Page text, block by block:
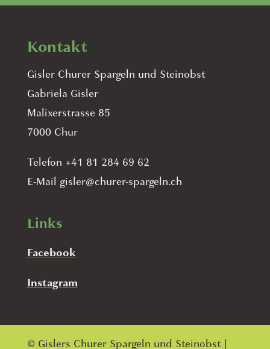
Kontakt
Gisler Churer Spargeln und Steinobst
Gabriela Gisler
Malixerstrasse 85
7000 Chur
Telefon +41 81 284 69 62
E-Mail gisler@churer-spargeln.ch
Links
Facebook
Instagram
© Gislers Churer Spargeln und Steinobst |